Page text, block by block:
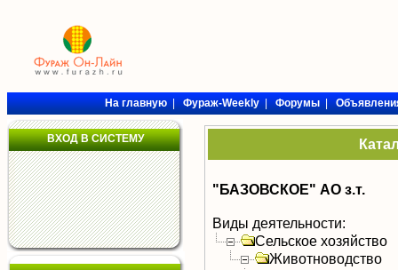
На главную|Фураж-Weekly|Форумы|
ВХОД В СИСТЕМУ
"БАЗОВСКОЕ" АО з.т.
Виды деятельности:
Сельское хозяйство
Животноводство